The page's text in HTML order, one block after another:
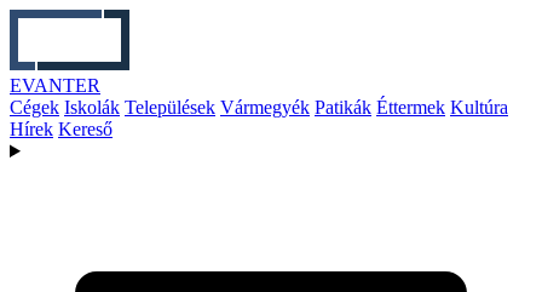
EVANTER
Cégek Iskolák Települések Vármegyék Patikák Éttermek Kultúra
Hírek Kereső